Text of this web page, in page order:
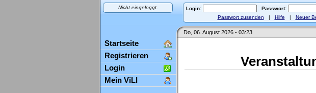
Nicht eingeloggt. Login:
Passwort:
Passwort zusenden | Hilfe | Neuer
Do, 06. August 2026 - 03:23
Startseite
Registrieren
Login
Mein ViLI